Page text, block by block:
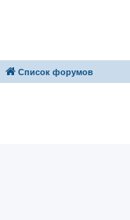
Список форумов